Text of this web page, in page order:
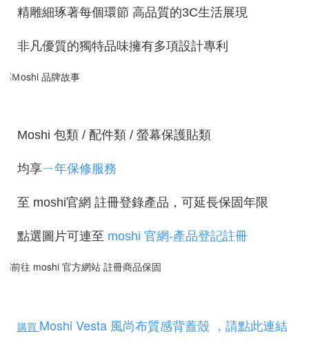
精雕細琢著每個環節 高品質的3C生活展現
非凡優質的獨特品味擁有多項設計專利
Moshi 包類 / 配件類 / 螢幕保護貼類
均享ㄧ年保修服務
至 moshi官網 註冊登錄產品， 可延長保固年限
點選圖片可連至 moshi 官網-產品登記註冊
購買 Moshi Vesta 風尚布質感背蓋殼 ，請點此連結